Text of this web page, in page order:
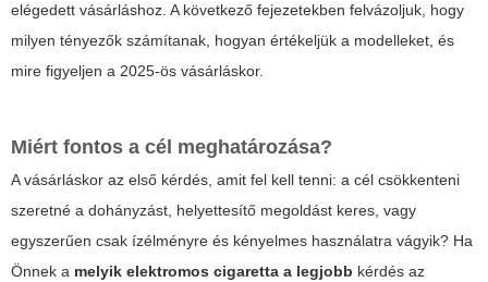
elégedett vásárláshoz. A következő fejezetekben felvázoljuk, hogy
milyen tényezők számítanak, hogyan értékeljük a modelleket, és
mire figyeljen a 2025-ös vásárláskor.
Miért fontos a cél meghatározása?
A vásárláskor az első kérdés, amit fel kell tenni: a cél csökkenteni
szeretné a dohányzást, helyettesítő megoldást keres, vagy
egyszerűen csak ízélményre és kényelmes használatra vágyik? Ha
Önnek a melyik elektromos cigaretta a legjobb kérdés az